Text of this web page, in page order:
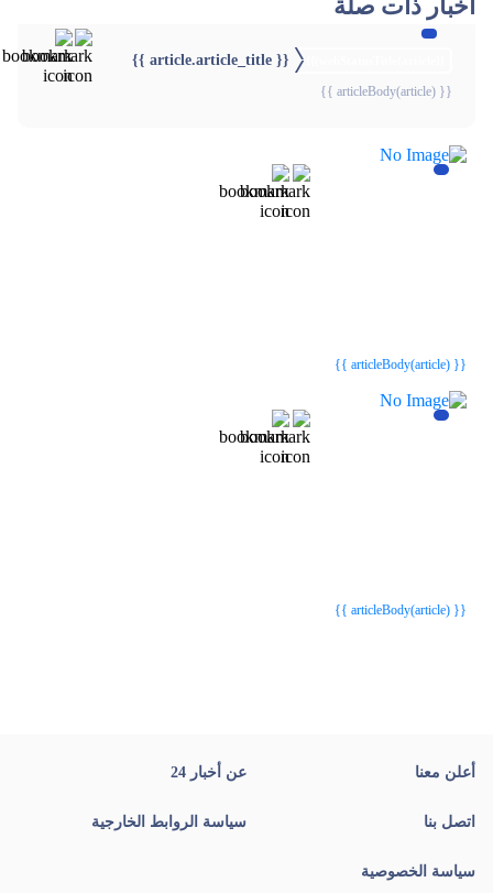
أخبار ذات صلة
{{ article.article_title }}
{{ articleBody(article) }}
{{ articleBody(article) }}
{{ articleBody(article) }}
أعلن معنا عن أخبار 24
اتصل بنا سياسة الروابط الخارجية
سياسة الخصوصية